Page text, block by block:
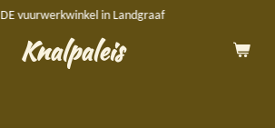
Knalpaleis
DE vuurwerkwinkel in Landgraaf